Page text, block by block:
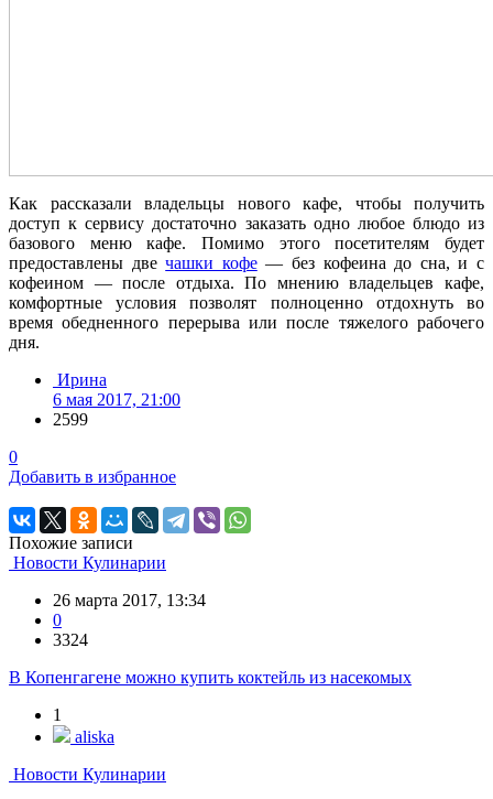
Как рассказали владельцы нового кафе, чтобы получить
доступ к сервису достаточно заказать одно любое блюдо из
базового меню кафе. Помимо этого посетителям будет
предоставлены двечашки кофе— без кофеина до сна, и с
кофеином — после отдыха. По мнению владельцев кафе,
комфортные условия позволят полноценно отдохнуть во
время обедненного перерыва или после тяжелого рабочего
дня.
Ирина
6 мая 2017, 21:00
2599
0
Добавить в избранное
Похожие записи
Новости Кулинарии
26 марта 2017, 13:34
0
3324
В Копенгагене можно купить коктейль из насекомых
1
aliska
Новости Кулинарии